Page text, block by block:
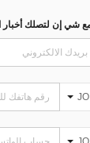
شي إن لتصلك أخبار